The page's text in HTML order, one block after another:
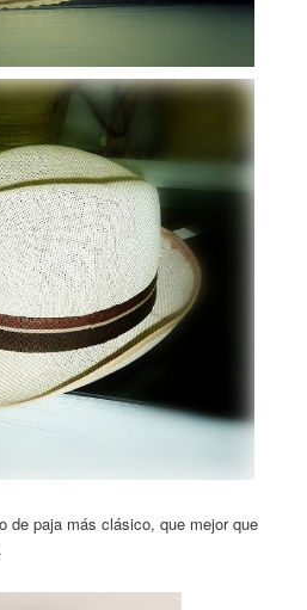
de paja más clásico, que mejor que